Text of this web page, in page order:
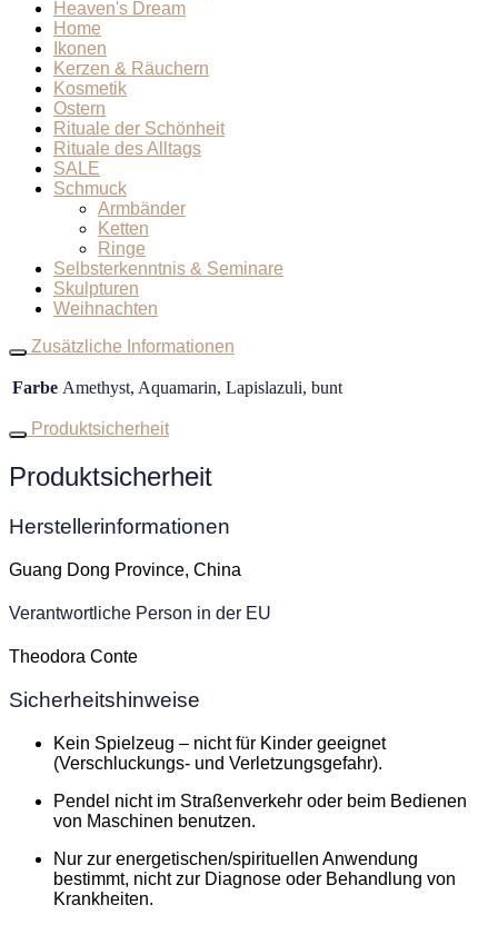
Heaven's Dream
Home
Ikonen
Kerzen & Räuchern
Kosmetik
Ostern
Rituale der Schönheit
Rituale des Alltags
SALE
Schmuck
Armbänder
Ketten
Ringe
Selbsterkenntnis & Seminare
Skulpturen
Weihnachten
Zusätzliche Informationen
Farbe Amethyst, Aquamarin, Lapislazuli, bunt
Produktsicherheit
Produktsicherheit
Herstellerinformationen
Guang Dong Province, China
Verantwortliche Person in der EU
Theodora Conte
Sicherheitshinweise
Kein Spielzeug – nicht für Kinder geeignet
(Verschluckungs- und Verletzungsgefahr).
Pendel nicht im Straßenverkehr oder beim Bedienen
von Maschinen benutzen.
Nur zur energetischen/spirituellen Anwendung
bestimmt, nicht zur Diagnose oder Behandlung von
Krankheiten.